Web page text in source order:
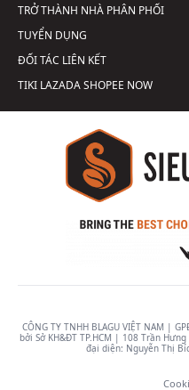
TRỞ THÀNH NHÀ PHÂN PHỐI
TUYỂN DỤNG
ĐỐI TÁC LIÊN KẾT
TIKI LAZADASHOPEE NOW
CÔNG TY TNHH BLAGU VIỆT NAM |
bởi Sở KH&ĐT TP.HCM | 108 Trần
đại diện: Nguyễn Thị